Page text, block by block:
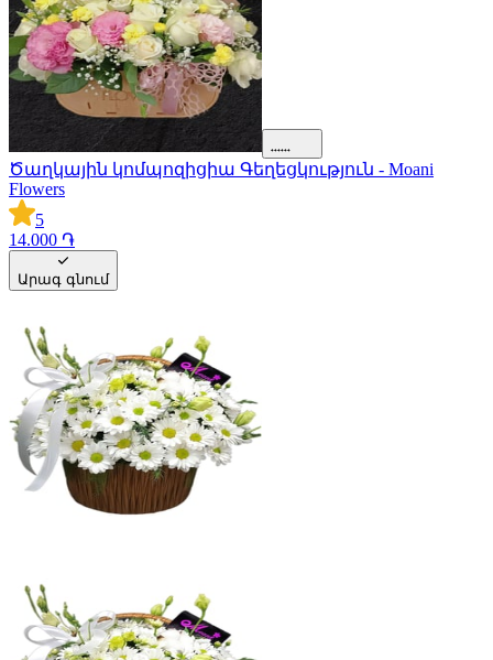
Ծաղկային կոմպոզիցիա Գեղեցկություն - Moani
Flowers
5
14.000 ֏
Արագ գնում